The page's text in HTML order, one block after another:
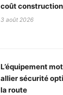
coût
3 août 2026
L’équipement
allier sécurité
la route